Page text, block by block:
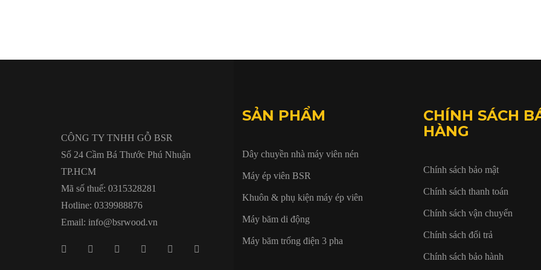
CÔNG TY TNHH GỖ BSR
Số 24 Cầm Bá Thước Phú Nhuận
TP.HCM
Mã số thuế: 0315328281
Hotline: 0339988876
Email: info@bsrwood.vn
SẢN PHẨM
Dây chuyền nhà máy viên nén
Máy ép viên BSR
Khuôn & phụ kiện máy ép viên
Máy băm di động
Máy băm trống điện 3 pha
CHÍNH SÁCH
HÀNG
Chính sách bảo mật
Chính sách thanh toán
Chính sách vận chuyển
Chính sách đổi trả
Chính sách bảo hành